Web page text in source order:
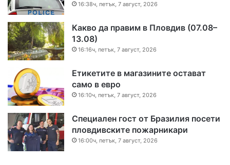
16:38ч, петък, 7 август, 2026
Какво да правим в Пловдив (07.08–
13.08)
16:16ч, петък, 7 август, 2026
Етикетите в магазините остават
само в евро
16:10ч, петък, 7 август, 2026
Специален гост от Бразилия посети
пловдивските пожарникари
16:00ч, петък, 7 август, 2026